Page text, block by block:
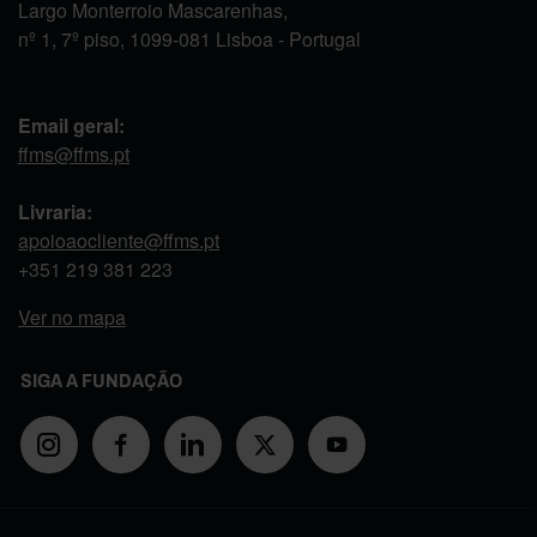
Largo Monterroio Mascarenhas,
nº 1, 7º piso, 1099-081 Lisboa - Portugal
Email geral:
ffms@ffms.pt
Livraria:
apoioaocliente@ffms.pt
+351 219 381 223
Ver no mapa
SIGA A FUNDAÇÃO